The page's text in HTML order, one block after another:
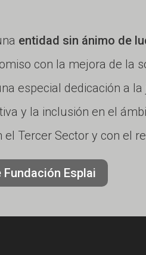
entidad sin ánimo de
con la mejora de la
especial dedicación a
y la inclusión en el
Tercer Sector y con el
Fundación Esplai